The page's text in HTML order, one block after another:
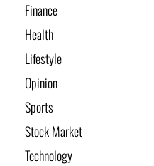
Finance
Health
Lifestyle
Opinion
Sports
Stock Market
Technology